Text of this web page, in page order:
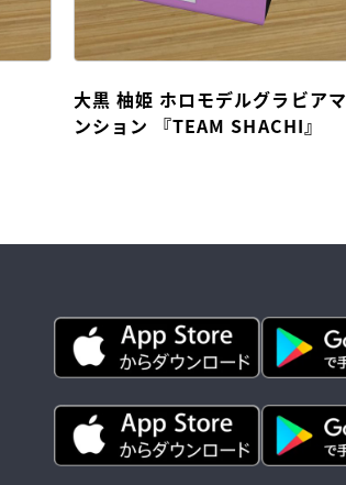
大黒 柚姫 ホロモデルグラビアマ
ンション 『TEAM SHACHI』